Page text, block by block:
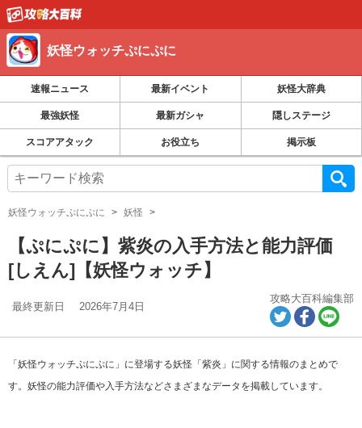
妖怪ウォッチぷにぷに
速報ニュース 最新イベント 妖怪大辞典
最強妖怪 最新ガシャ 隠しステージ
スコアアタック お役立ち 掲示板
妖怪ウォッチぷにぷに 妖怪
【ぷにぷに】紫炎の入手方法と能力評価
[しえん]【妖怪ウォッチ】
最終更新日 2026年7月4日
攻略大百科編集部
「妖怪ウォッチぷにぷに」に登場する妖怪「紫炎」に関する情報のまとめで
す。妖怪の能力評価や入手方法などさまざまなデータを掲載しています。